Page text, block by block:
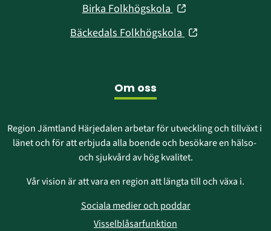
nytt
fönster)
Birka Folkhögskola (öppnas
nytt
Bäckedals Folkhögskola (öppnas
Om oss
Region Jämtland Härjedalen arbetar för utveckling och tillväxt i
länet och för att erbjuda alla boende och besökare en hälso-
och sjukvård av hög kvalitet.
Vår vision är att vara en region att längta till och växa i.
Sociala medier och poddar
Visselblåsarfunktion